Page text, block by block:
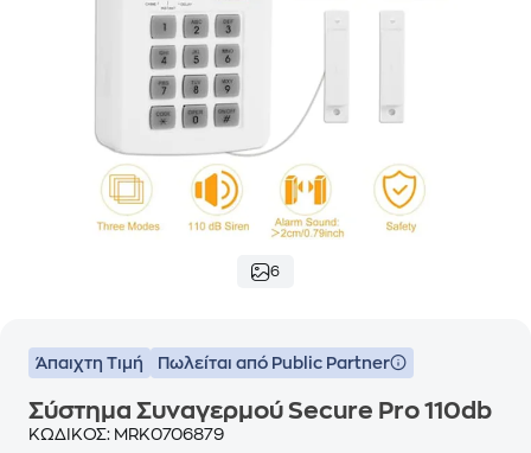
6
Άπαιχτη Τιμή Πωλείται από Public Partner
Σύστημα Συναγερμού Secure Pro 110db
ΚΩΔΙΚΟΣ: MRK0706879